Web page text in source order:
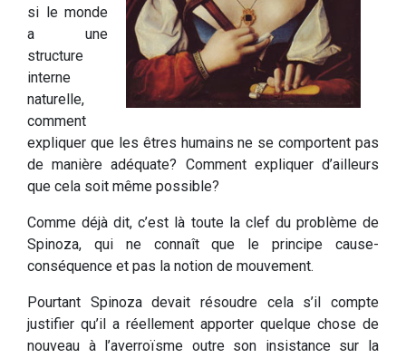
si le monde
a une
structure
interne
naturelle,
comment
expliquer que les êtres humains ne se comportent pas
de manière adéquate? Comment expliquer d’ailleurs
que cela soit même possible?
Comme déjà dit, c’est là toute la clef du problème de
Spinoza, qui ne connaît que le principe cause-
conséquence et pas la notion de mouvement.
Pourtant Spinoza devait résoudre cela s’il compte
justifier qu’il a réellement apporter quelque chose de
nouveau à l’averroïsme outre son insistance sur la